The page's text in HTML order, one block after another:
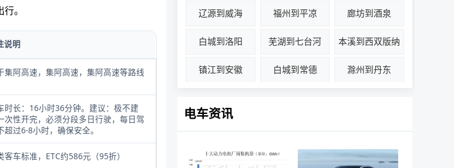
。
说明
集阿高速，集阿高速，集阿高速等路线
时长：16小时36分钟。建议：极不建
次性开完，必须分段多日行驶，每日驾
超过6-8小时，确保安全。
客车标准，ETC约586元（95折）
辽源到威海 福州到平凉 廊坊到酒泉
白城到洛阳 芜湖到七台河 本溪到西双版纳
镇江到安徽 白城到常德 滁州到丹东
电车资讯